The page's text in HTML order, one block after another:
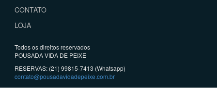
CONTATO
LOJA
Todos os direitos reservados
POUSADA VIDA DE PEIXE
RESERVAS: (21) 99815-7413 (Whatsapp)
contato@pousadavidadepeixe.com.br